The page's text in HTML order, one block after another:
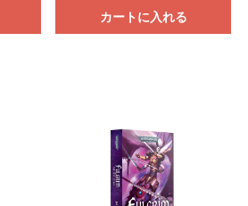
カートに入れる